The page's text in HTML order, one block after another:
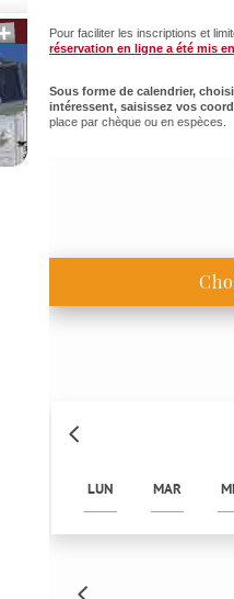
Pour faciliter les inscriptions et
réservation en ligne a été mis
Sous forme de calendrier,
intéressent, saisissez vos
place par chèque ou en espèces.